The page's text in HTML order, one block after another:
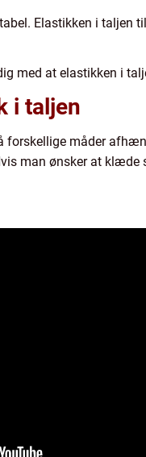
Elastikken i taljen
med at elastikken i
i taljen
forskellige måder
man ønsker at